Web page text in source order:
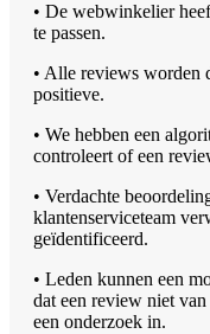
• De webwinkelier
te passen.
• Alle reviews worden
positieve.
• We hebben een
controleert of een
• Verdachte
klantenserviceteam
geïdentificeerd.
• Leden kunnen een
dat een review niet
een onderzoek in.